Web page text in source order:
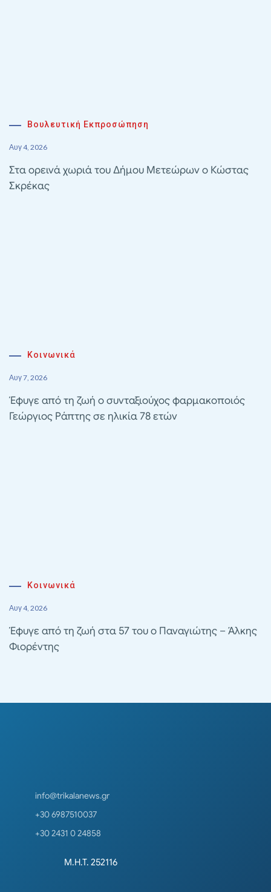
Βουλευτική Εκπροσώπηση
Αυγ 4, 2026
Στα ορεινά χωριά του Δήμου Μετεώρων ο Κώστας
Σκρέκας
Κοινωνικά
Αυγ 7, 2026
Έφυγε από τη ζωή ο συνταξιούχος φαρμακοποιός
Γεώργιος Ράπτης σε ηλικία 78 ετών
Κοινωνικά
Αυγ 4, 2026
Έφυγε από τη ζωή στα 57 του ο Παναγιώτης – Άλκης
Φιορέντης
info@trikalanews.gr
+30 6987510037
+30 2431 0 24858
Μ.Η.Τ. 252116